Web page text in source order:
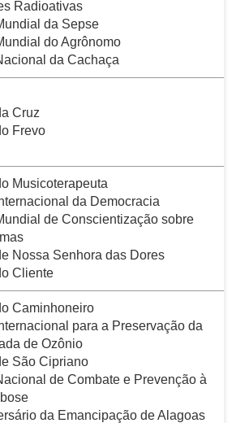
Radioativas
da Sepse
do Agrônomo
da Cachaça
Cruz
Frevo
Musicoterapeuta
da Democracia
de Conscientização sobre
Nossa Senhora das Dores
Cliente
Caminhoneiro
para a Preservação da
de Ozônio
São Cipriano
de Combate e Prevenção à
da Emancipação de Alagoas